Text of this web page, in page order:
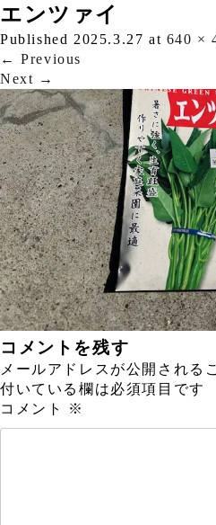
エンツァイ
Published 2025.3.27 at 640 ×
← Previous
Next →
コメントを残す
メールアドレスが公開される
付いている欄は必須項目です
コメント
※